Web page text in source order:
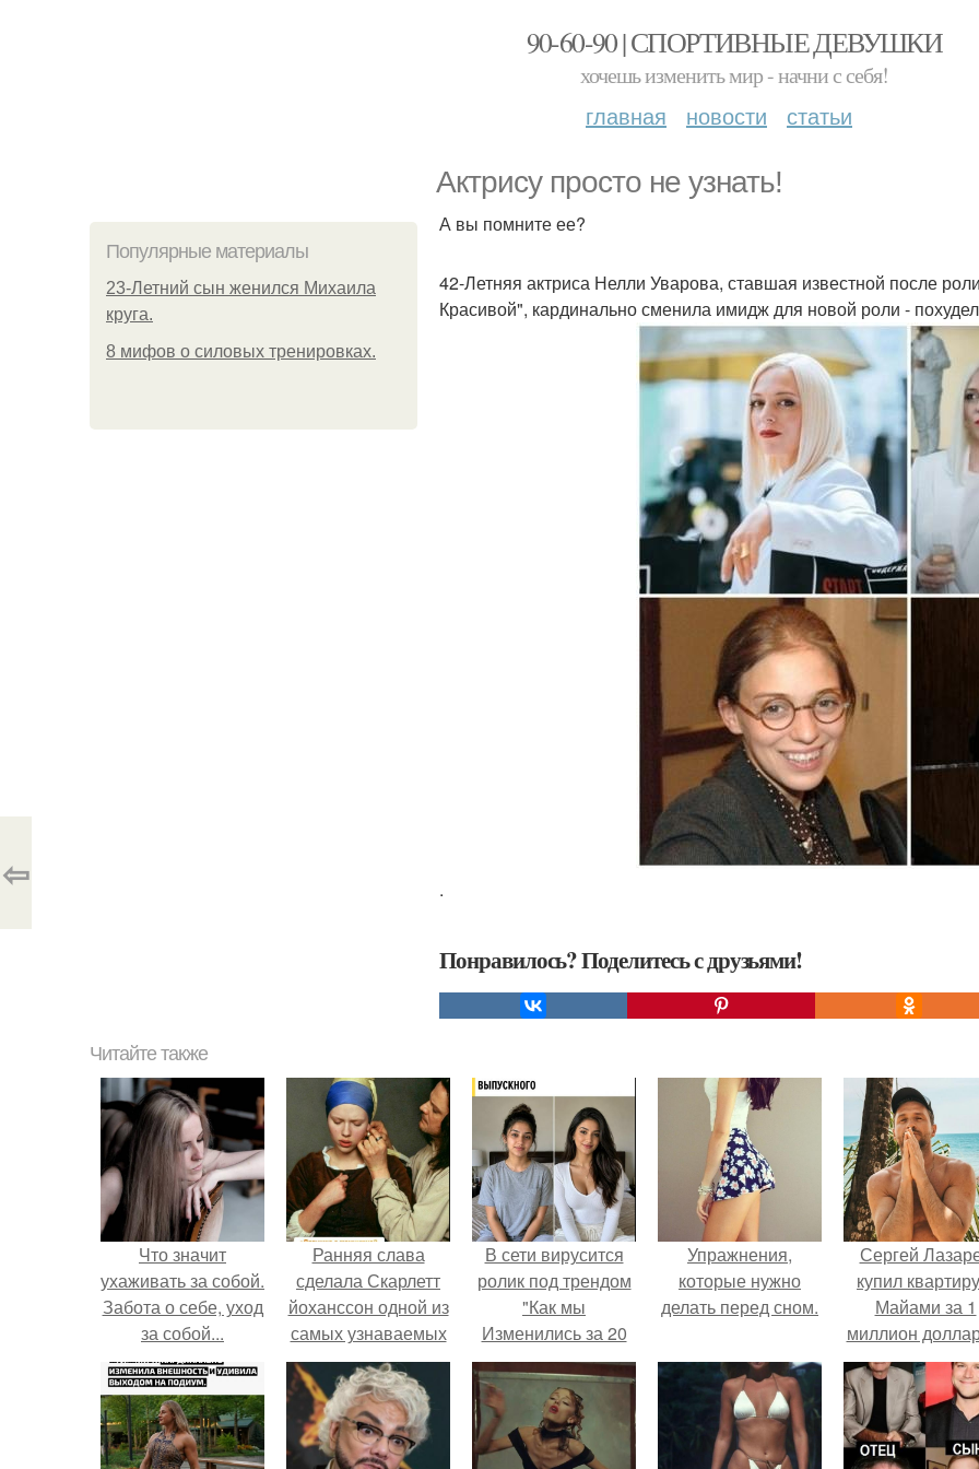
90-60-90 | СПОРТИВНЫЕ ДЕВУШКИ
хочешь изменить мир - начни с себя!
главная новости статьи
Актрису просто не узнать!
Популярные материалы
23-Летний сын женился Михаила
круга.
8 мифов о силовых тренировках.
А вы помните ее?
42-Летняя актриса Нелли Уварова, ставшая известной после
Красивой", кардинально сменила имидж для новой роли -
.
Понравилось? Поделитесь с друзьями!
⇦
Читайте также
Что значит
ухаживать за собой.
Забота о себе, уход
за собой...
Ранняя слава
сделала Скарлетт
йоханссон одной из
самых узнаваемых
актрис голливуда,
но за глянцевым
фасадом
скрывалась
В сети вирусится
ролик под трендом
"Как мы
Изменились за 20
лет".
Упражнения,
которые нужно
делать перед сном.
Сергей
купил
Майами за 1
миллион